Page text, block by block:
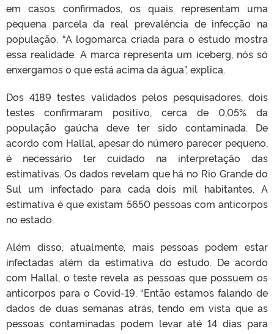
em casos confirmados, os quais representam uma
pequena parcela da real prevalência de infecção na
população. “A logomarca criada para o estudo mostra
essa realidade. A marca representa um iceberg, nós só
enxergamos o que está acima da água”, explica.
Dos 4189 testes validados pelos pesquisadores, dois
testes confirmaram positivo, cerca de 0,05% da
população gaúcha deve ter sido contaminada. De
acordo com Hallal, apesar do número parecer pequeno,
é necessário ter cuidado na interpretação das
estimativas. Os dados revelam que há no Rio Grande do
Sul um infectado para cada dois mil habitantes. A
estimativa é que existam 5650 pessoas com anticorpos
no estado.
Além disso, atualmente, mais pessoas podem estar
infectadas além da estimativa do estudo. De acordo
com Hallal, o teste revela as pessoas que possuem os
anticorpos para o Covid-19. “Então estamos falando de
dados de duas semanas atrás, tendo em vista que as
pessoas contaminadas podem levar até 14 dias para